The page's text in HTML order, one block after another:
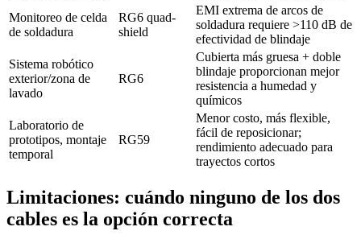
Monitoreo de celda
de soldadura
RG6 quad-
shield
EMI extrema de arcos de
soldadura requiere >110 dB de
efectividad de blindaje
Sistema robótico
exterior/zona de
lavado
RG6
Cubierta más gruesa + doble
blindaje proporcionan mejor
resistencia a humedad y
químicos
Laboratorio de
prototipos, montaje
temporal
RG59
Menor costo, más flexible,
fácil de reposicionar;
rendimiento adecuado para
trayectos cortos
Limitaciones: cuándo ninguno de los dos
cables es la opción correcta